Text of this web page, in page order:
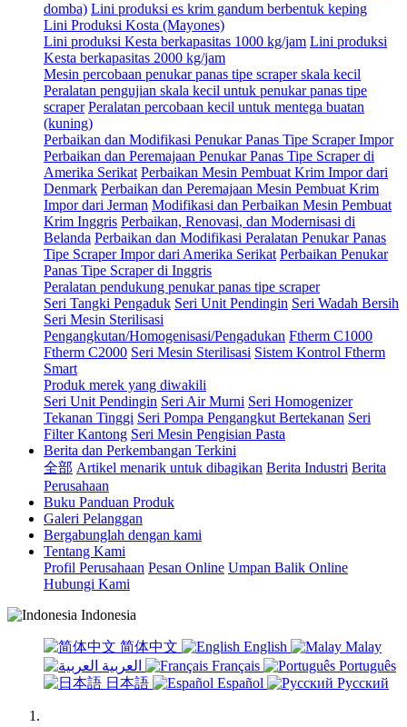
domba) Lini produksi es krim gandum berbentuk keping
Lini Produksi Kosta (Mayones)
Lini produksi Kesta berkapasitas 1000 kg/jam Lini produksi
Kesta berkapasitas 2000 kg/jam
Mesin percobaan penukar panas tipe scraper skala kecil
Peralatan pengujian skala kecil untuk penukar panas tipe
scraper Peralatan percobaan kecil untuk mentega buatan
(kuning)
Perbaikan dan Modifikasi Penukar Panas Tipe Scraper Impor
Perbaikan dan Peremajaan Penukar Panas Tipe Scraper di
Amerika Serikat Perbaikan Mesin Pembuat Krim Impor dari
Denmark Perbaikan dan Peremajaan Mesin Pembuat Krim
Impor dari Jerman Modifikasi dan Perbaikan Mesin Pembuat
Krim Inggris Perbaikan, Renovasi, dan Modernisasi di
Belanda Perbaikan dan Modifikasi Peralatan Penukar Panas
Tipe Scraper Impor dari Amerika Serikat Perbaikan Penukar
Panas Tipe Scraper di Inggris
Peralatan pendukung penukar panas tipe scraper
Seri Tangki Pengaduk Seri Unit Pendingin Seri Wadah Bersih
Seri Mesin Sterilisasi
Pengangkutan/Homogenisasi/Pengadukan Ftherm C1000
Ftherm C2000 Seri Mesin Sterilisasi Sistem Kontrol Ftherm
Smart
Produk merek yang diwakili
Seri Unit Pendingin Seri Air Murni Seri Homogenizer
Tekanan Tinggi Seri Pompa Pengangkut Bertekanan Seri
Filter Kantong Seri Mesin Pengisian Pasta
Berita dan Perkembangan Terkini
全部 Artikel menarik untuk dibagikan Berita Industri Berita
Perusahaan
Buku Panduan Produk
Galeri Pelanggan
Bergabunglah dengan kami
Tentang Kami
Profil Perusahaan Pesan Online Umpan Balik Online
Hubungi Kami
Indonesia
简体中文 English
Malay
Français
Português
日本語
Español Русский